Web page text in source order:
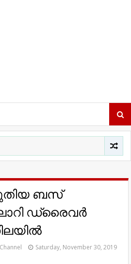
ബസ്
ഡ്രൈവർ
Saturday, November 30, 2019